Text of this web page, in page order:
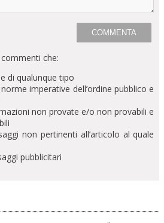
che:
di qualunque tipo
imperative dell’ordine pubblico e
non provate e/o non provabili e
non pertinenti all’articolo al quale
pubblicitari